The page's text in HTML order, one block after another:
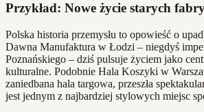
Przykład: Nowe życie starych
Polska historia przemysłu to opowieść o
Dawna Manufaktura w Łodzi – niegdyś
Poznańskiego – dziś pulsuje życiem jako
kulturalne. Podobnie Hala Koszyki w
zaniedbana hala targowa, przeszła
jest jednym z najbardziej stylowych miejsc